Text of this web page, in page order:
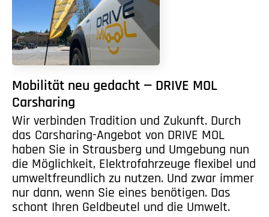
Mobilität neu gedacht — DRIVE MOL
Carsharing
Wir verbinden Tradition und Zukunft. Durch
das Carsharing-Angebot von DRIVE MOL
haben Sie in Strausberg und Umgebung nun
die Möglichkeit, Elektrofahrzeuge flexibel und
umweltfreundlich zu nutzen. Und zwar immer
nur dann, wenn Sie eines benötigen. Das
schont Ihren Geldbeutel und die Umwelt.